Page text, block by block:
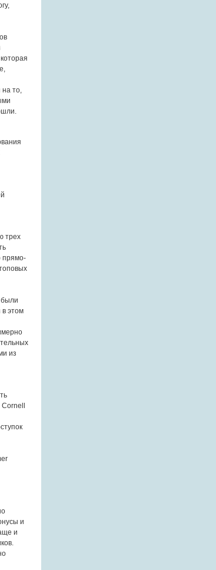
, которая
то,
трех
прямо-
были
в этом
из
Cornell
и
и